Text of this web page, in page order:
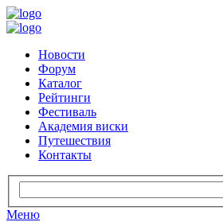
Новости
Форум
Каталог
Рейтинги
Фестиваль
Академия виски
Путешествия
Контакты
Меню